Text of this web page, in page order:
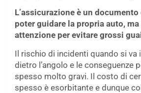
L’assicurazione è un
poter guidare la propria auto,
attenzione per evitare grossi
Il rischio di incidenti quando si va
dietro l’angolo e le conseguenze
spesso molto gravi. Il costo di
spesso è esorbitante e dunque